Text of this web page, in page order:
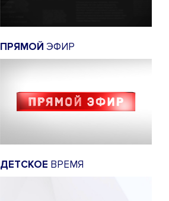
ПРЯМОЙ ЭФИР
ДЕТСКОЕ ВРЕМЯ